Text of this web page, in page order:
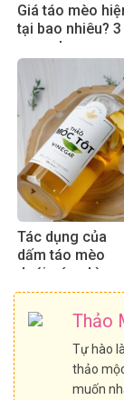
Giá táo mèo
tại bao nhiêu? 3
mẹo chọn mua
an toàn
Tác dụng của
dấm táo mèo
dưới góc nhìn
chuyên gia
Thảo
Tự hào
thảo
muốn